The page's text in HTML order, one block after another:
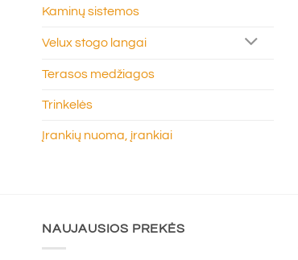
Kaminų sistemos
Velux stogo langai
Terasos medžiagos
Trinkelės
Įrankių nuoma, įrankiai
NAUJAUSIOS PREKĖS